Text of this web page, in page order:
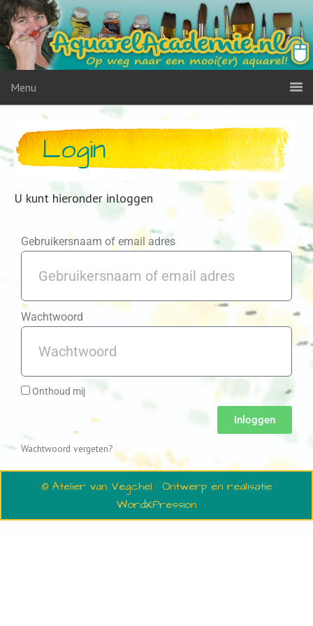
Menu
Login
U kunt hieronder inloggen
Gebruikersnaam of email adres
Wachtwoord
Onthoud mij
Inloggen
Wachtwoord vergeten?
© Atelier van Vegchel · Ontwerp en realisatie
WordXPression